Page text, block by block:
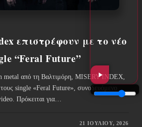
επιστρέφουν με το νέο
“Feral Future”
metal από τη Βαλτιμόρη, MISERY INDEX,
single «Feral Future», συνοδευόμενο
Πρόκειται για…
21 ΙΟΥΛΊΟΥ, 2026